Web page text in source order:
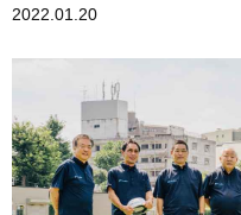
2022.01.20